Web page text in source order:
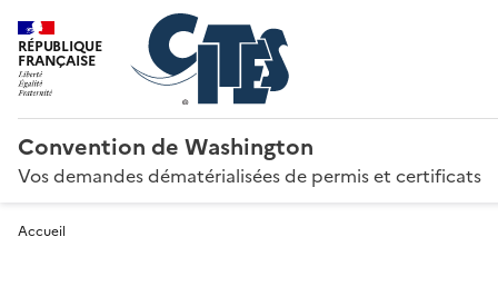
RÉPUBLIQUE
FRANÇAISE
Convention de Washington
Vos demandes dématérialisées de permis et certificats
Accueil